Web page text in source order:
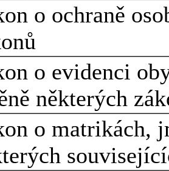
o ochraně
o evidenci
některých
o matrikách,